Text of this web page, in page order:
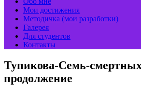
Мои достижения
Методичка (мои разработки)
Галерея
Для студентов
Контакты
Тупикова-Семь-
продолжение